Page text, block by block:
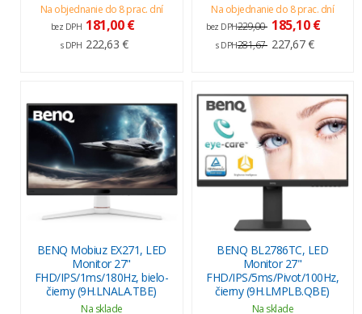
Na objednanie do 8 prac. dní
bez DPH 181,00 €
s DPH 222,63 €
Na objednanie do 8 prac. dní
bez DPH229,00 185,10 €
s DPH281,67 227,67 €
BENQ Mobiuz EX271, LED
Monitor 27"
FHD/IPS/1ms/180Hz, bielo-
čierny (9H.LNALA.TBE)
Na sklade
BENQ BL2786TC, LED
Monitor 27"
FHD/IPS/5ms/Pivot/100Hz,
čierny (9H.LMPLB.QBE)
Na sklade